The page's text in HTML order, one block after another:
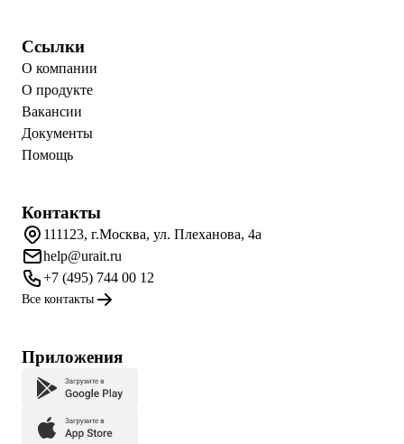
Ссылки
О компании
О продукте
Вакансии
Документы
Помощь
Контакты
111123, г.Москва, ул. Плеханова, 4а
help@urait.ru
+7 (495) 744 00 12
Все контакты
Приложения